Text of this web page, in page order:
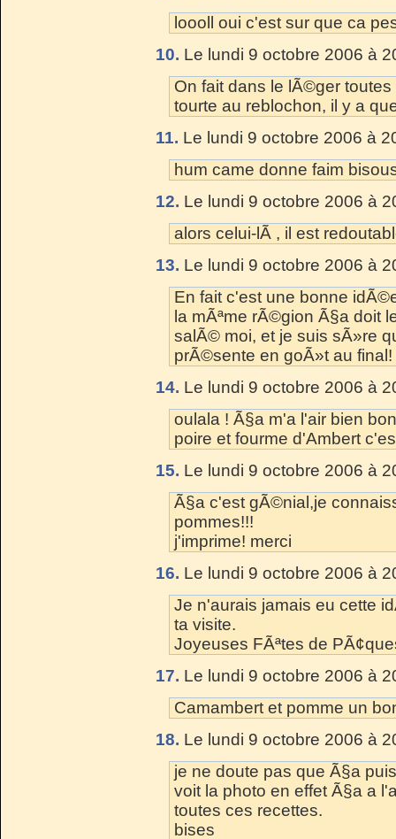
loooll oui c'est sur que ca
10. Le lundi 9 octobre 2006 à
On fait dans le lÃ©ger
tourte au reblochon, il y a
11. Le lundi 9 octobre 2006 à
hum came donne faim
12. Le lundi 9 octobre 2006 à
alors celui-lÃ , il est
13. Le lundi 9 octobre 2006 à
En fait c'est une bonne
la mÃªme rÃ©gion Ã§a doit
salÃ© moi, et je suis sÃ»re
prÃ©sente en goÃ»t au final!
14. Le lundi 9 octobre 2006 à
oulala ! Ã§a m'a l'air bien
poire et fourme d'Ambert
15. Le lundi 9 octobre 2006 à
Ã§a c'est gÃ©nial,je
pommes!!!
j'imprime! merci
16. Le lundi 9 octobre 2006 à
Je n'aurais jamais eu cette
ta visite.
Joyeuses FÃªtes de
17. Le lundi 9 octobre 2006 à
Camambert et pomme un
18. Le lundi 9 octobre 2006 à
je ne doute pas que Ã§a
voit la photo en effet Ã§a a
toutes ces recettes.
bises